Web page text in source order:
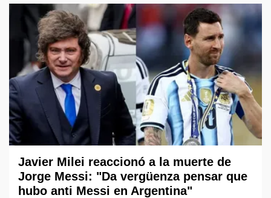
Javier Milei reaccionó a la muerte de
Jorge Messi: "Da vergüenza pensar que
hubo anti Messi en Argentina"